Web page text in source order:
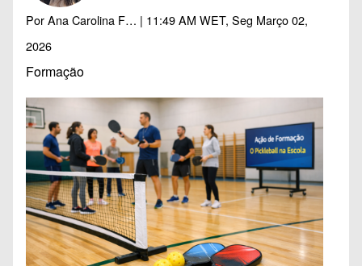
PorAna Carolina F… | 11:49 AM WET, Seg Março 02,
2026
Formação